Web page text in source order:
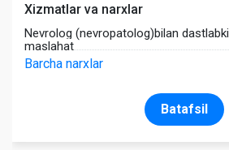
Xizmatlar va narxlar
Nevrolog (nevropatolog)bilan dastlabki
maslahat
Barcha narxlar
Batafsil